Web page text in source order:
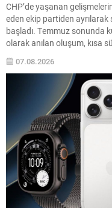
CHP’de yaşanan
eden ekip partiden
başladı. Temmuz sonunda
olarak anılan oluşum, kısa
Kuruluşun hemen ardından
yansıyınca, partinin
07.08.2026